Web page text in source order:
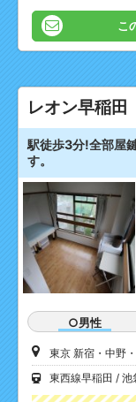
こ
レオン早稲田
駅徒歩3分!全部屋
す。
○男性
東京 新宿・中野
東西線早稲田
池